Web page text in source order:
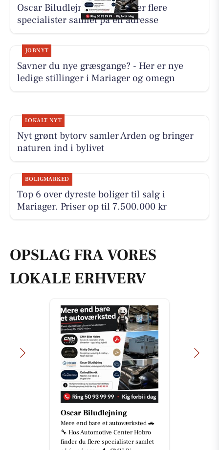
Oscar Biludlejning fremhæver flere
specialister samlet på én adresse
JOBNYT
Savner du nye græsgange? - Her er nye
ledige stillinger i Mariager og omegn
LOKALT NYT
Nyt grønt bytorv samler Arden og bringer
naturen ind i bylivet
BOLIGMARKED
Top 6 over dyreste boliger til salg i
Mariager. Priser op til 7.500.000 kr
OPSLAG FRA VORES
LOKALE ERHVERV
Oscar Biludlejning
Mere end bare et autoværksted 🚗
🔧 Hos Automotive Center Hobro
finder du flere specialister samlet